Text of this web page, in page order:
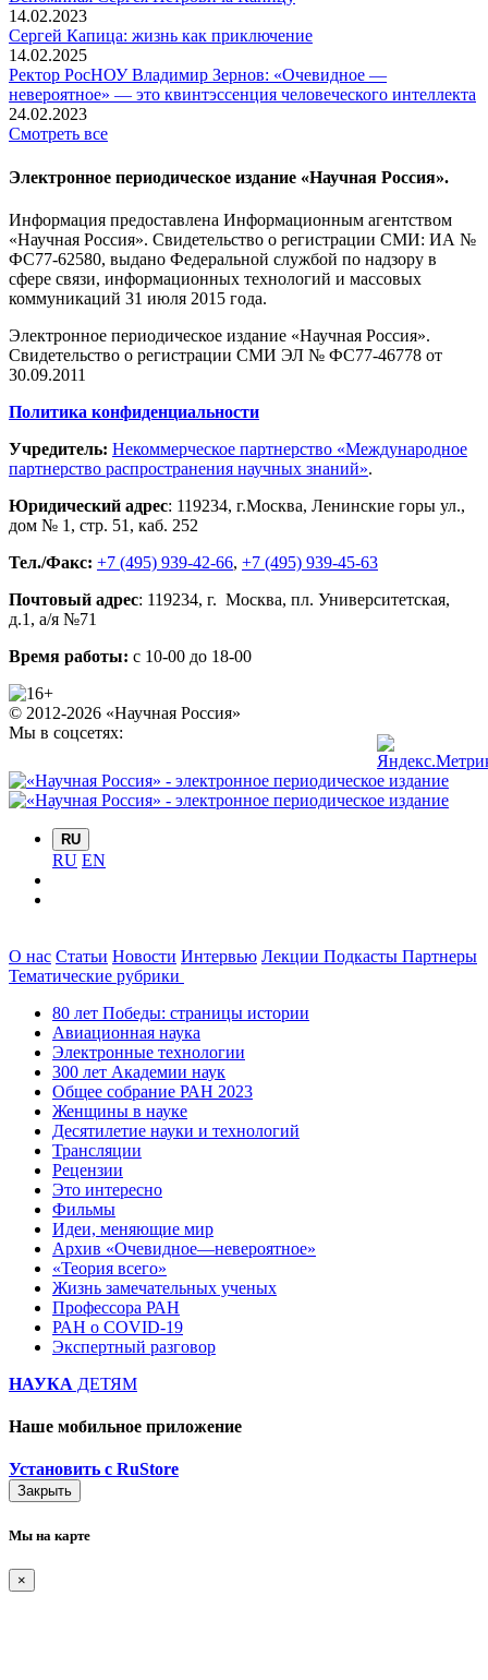
14.02.2023
Сергей Капица: жизнь как приключение
14.02.2025
Ректор РосНОУ Владимир Зернов: «Очевидное —
невероятное» — это квинтэссенция человеческого интеллекта
24.02.2023
Смотреть все
Электронное периодическое издание «Научная Россия».
Информация предоставлена Информационным агентством
«Научная Россия». Свидетельство о регистрации СМИ: ИА №
ФС77-62580, выдано Федеральной службой по надзору в
сфере связи, информационных технологий и массовых
коммуникаций 31 июля 2015 года.
Электронное периодическое издание «Научная Россия».
Свидетельство о регистрации СМИ ЭЛ № ФС77-46778 от
30.09.2011
Политика конфиденциальности
Учредитель: Некоммерческое партнерство «Международное
партнерство распространения научных знаний».
Юридический адрес: 119234, г.Москва, Ленинские горы ул.,
дом № 1, стр. 51 , каб. 252
Тел./Факс: +7 (495) 939-42-66, +7 (495) 939-45-63
Почтовый адрес: 119234, г. Москва, пл. Университетская,
д.1 , а/я №71
Время работы: с 10-00 до 18-00
© 2012-2026 «Научная Россия»
Мы в соцсетях:
RU
RU EN
О нас Статьи Новости Интервью Лекции Подкасты Партнеры
Тематические рубрики
80 лет Победы: страницы истории
Авиационная наука
Электронные технологии
300 лет Академии наук
Общее собрание РАН 2023
Женщины в науке
Десятилетие науки и технологий
Трансляции
Рецензии
Это интересно
Фильмы
Идеи, меняющие мир
Архив «Очевидное—невероятное»
«Теория всего»
Жизнь замечательных ученых
Профессора РАН
РАН о COVID-19
Экспертный разговор
НАУКА ДЕТЯМ
Наше мобильное приложение
Установить с RuStore
Закрыть
Мы на карте
×